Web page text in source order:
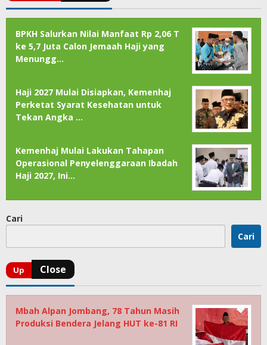
BPKH Salurkan Nilai Manfaat Rp 2,06 T
ke 5,7 Juta Calon Jemaah Haji yang
Menungg…
Haji 2027 Mulai Disiapkan, Kemenhaj
Perketat Syarat Kesehatan untuk
Tekan Angka …
Kemenhaj Mulai Lakukan Tahapan
Operasional Penyelenggaraan Ibadah
Haji 2027, Ini…
Cari
Cari
Mbah Alpan Jombang, 78 Tahun Masih
Produksi Bendera Jelang HUT ke-81 RI